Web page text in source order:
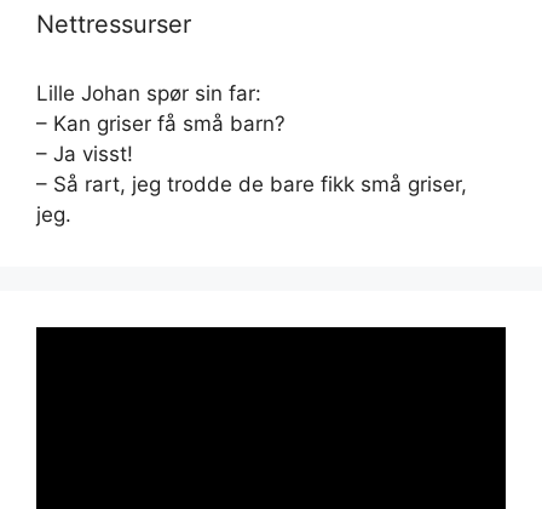
Nettressurser
Lille Johan spør sin far:
– Kan griser få små barn?
– Ja visst!
– Så rart, jeg trodde de bare fikk små griser,
jeg.